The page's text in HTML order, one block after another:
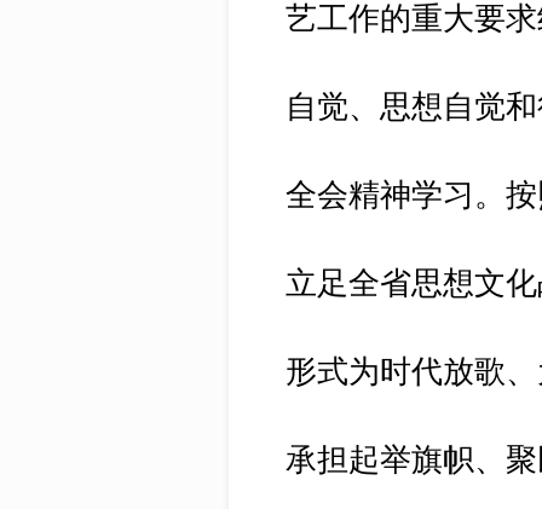
艺工作的重大要
自觉、思想自觉
全会精神学习。
立足全省思想文
形式为时代放歌
承担起举旗帜、